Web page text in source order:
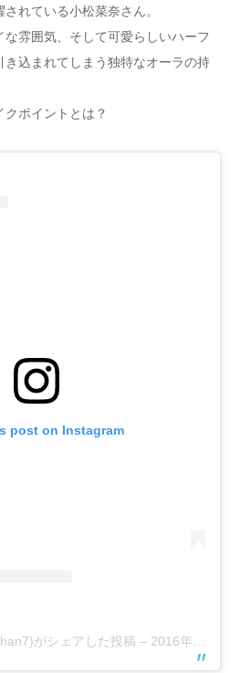
れている小松菜奈さん。
雰囲気、そして可愛らしいハーフ
込まれてしまう独特なオーラの持
ポイントとは？
post on Instagram
がシェアした投稿 – 2016年12月月15日午前6時22分PST